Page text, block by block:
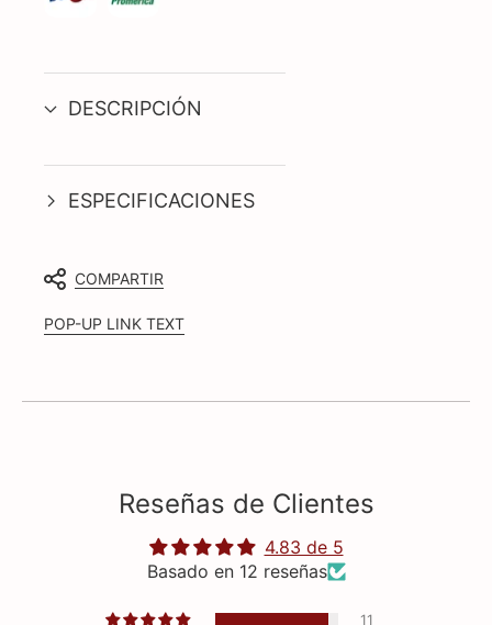
DESCRIPCIÓN
ESPECIFICACIONES
COMPARTIR
POP-UP LINK TEXT
Reseñas de Clientes
4.83 de 5
Basado en 12 reseñas
11